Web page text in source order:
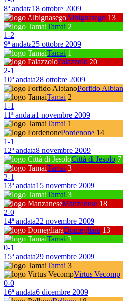
8ª andata18 ottobre 2009
Albignasego 13
Tamai 2
1-2
9ª andata25 ottobre 2009
Tamai 1
Palazzolo 20
2-1
10ª andata28 ottobre 2009
Porfido
Tamai 2
1-1
11ª andata1 novembre 2009
Tamai 1
Pordenone 14
1-1
12ª andata8 novembre 2009
Città di Jesolo 7
Tamai 3
2-1
13ª andata15 novembre 2009
Tamai 3
Manzanese 18
2-0
14ª andata22 novembre 2009
Domegliara 13
Tamai 3
0-1
15ª andata29 novembre 2009
Tamai 3
Virtus Vecomp
0-0
16ª andata6 dicembre 2009